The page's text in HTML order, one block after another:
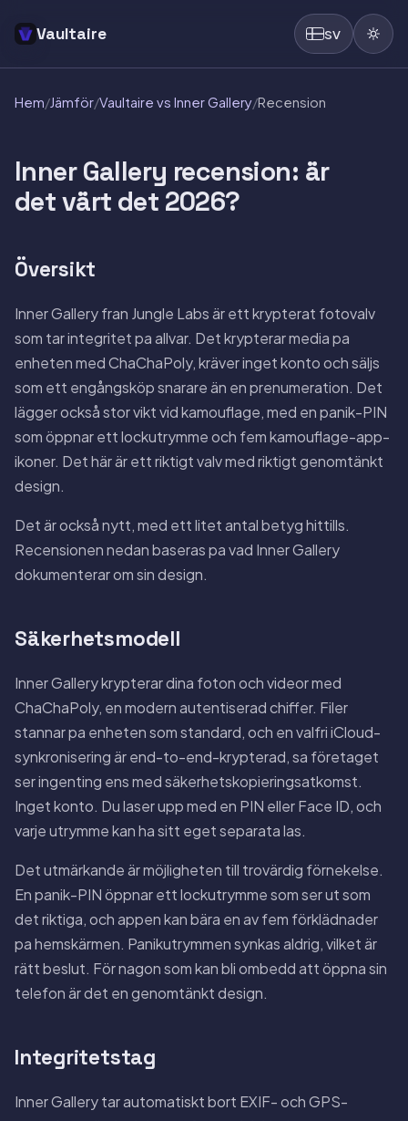
Vaultaire SV
Hem/Jämför/Vaultaire vs Inner Gallery/Recension
Inner Gallery recension: är
det värt det 2026?
Översikt
Inner Gallery fran Jungle Labs är ett krypterat fotovalv
som tar integritet pa allvar. Det krypterar media pa
enheten med ChaChaPoly, kräver inget konto och säljs
som ett engångsköp snarare än en prenumeration. Det
lägger också stor vikt vid kamouflage, med en panik-PIN
som öppnar ett lockutrymme och fem kamouflage-app-
ikoner. Det här är ett riktigt valv med riktigt genomtänkt
design.
Det är också nytt, med ett litet antal betyg hittills.
Recensionen nedan baseras pa vad Inner Gallery
dokumenterar om sin design.
Säkerhetsmodell
Inner Gallery krypterar dina foton och videor med
ChaChaPoly, en modern autentiserad chiffer. Filer
stannar pa enheten som standard, och en valfri iCloud-
synkronisering är end-to-end-krypterad, sa företaget
ser ingenting ens med säkerhetskopieringsatkomst.
Inget konto. Du laser upp med en PIN eller Face ID, och
varje utrymme kan ha sitt eget separata las.
Det utmärkande är möjligheten till trovärdig förnekelse.
En panik-PIN öppnar ett lockutrymme som ser ut som
det riktiga, och appen kan bära en av fem förklädnader
pa hemskärmen. Panikutrymmen synkas aldrig, vilket är
rätt beslut. För nagon som kan bli ombedd att öppna sin
telefon är det en genomtänkt design.
Integritetstag
Inner Gallery tar automatiskt bort EXIF- och GPS-